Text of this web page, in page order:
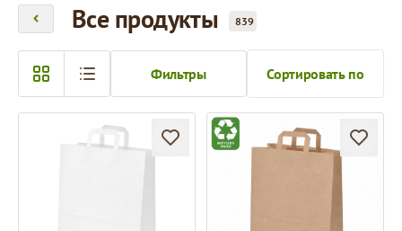
Все продукты 839
Сортировать по
Фильтры